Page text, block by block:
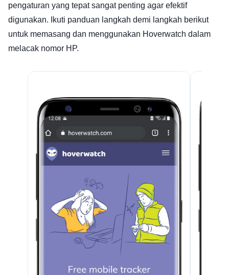
pengaturan yang tepat sangat penting agar efektif
digunakan. Ikuti panduan langkah demi langkah berikut
untuk memasang dan menggunakan Hoverwatch dalam
melacak nomor HP.